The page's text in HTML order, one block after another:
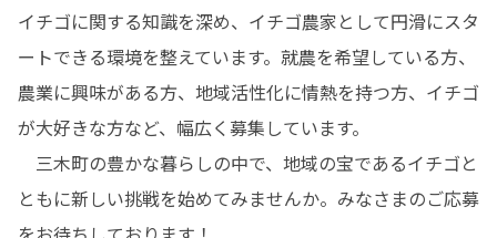
イチゴに関する知識を深め、イチゴ農家として円滑にスタ
ートできる環境を整えています。就農を希望している方、
農業に興味がある方、地域活性化に情熱を持つ方、イチゴ
が大好きな方など、幅広く募集しています。
三木町の豊かな暮らしの中で、地域の宝であるイチゴと
ともに新しい挑戦を始めてみませんか。みなさまのご応募